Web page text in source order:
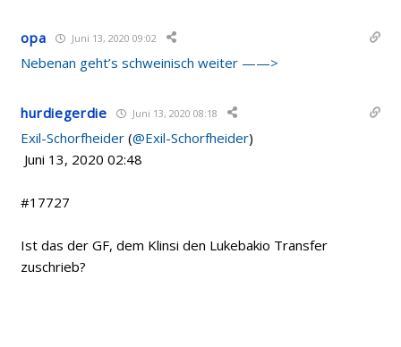
opa Juni 13, 2020 09:02
Nebenan geht’s schweinisch weiter ——>
hurdiegerdie Juni 13, 2020 08:18
Exil-Schorfheider (@Exil-Schorfheider)
Juni 13, 2020 02:48
#17727
Ist das der GF, dem Klinsi den Lukebakio Transfer
zuschrieb?